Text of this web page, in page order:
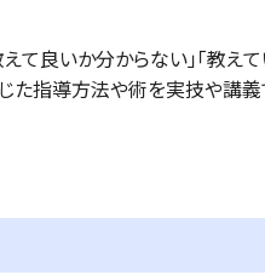
て良いか分からない」「教
た指導方法や術を実技や講義